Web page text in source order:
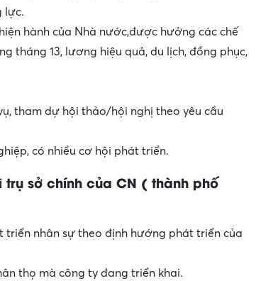
lực.
hành của Nhà nước,được hưởng các chế
tháng 13, lương hiệu quả, du lịch, đồng phục,
tham dự hội thảo/hội nghị theo yêu cầu
có nhiều cơ hội phát triển.
sở chính của CN ( thành phố
nhân sự theo định hướng phát triển của
thọ mà công ty đang triển khai.